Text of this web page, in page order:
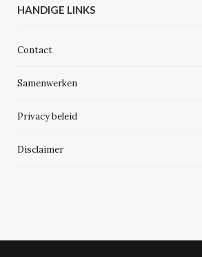
HANDIGE LINKS
Contact
Samenwerken
Privacy beleid
Disclaimer